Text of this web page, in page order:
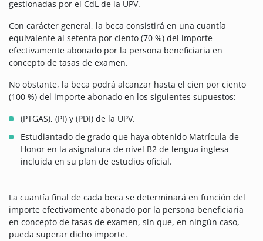
gestionadas por el CdL de la UPV.
Con carácter general, la beca consistirá en una cuantía
equivalente al setenta por ciento (70 %) del importe
efectivamente abonado por la persona beneficiaria en
concepto de tasas de examen.
No obstante, la beca podrá alcanzar hasta el cien por ciento
(100 %) del importe abonado en los siguientes supuestos:
(PTGAS), (PI) y (PDI) de la UPV.
Estudiantado de grado que haya obtenido Matrícula de
Honor en la asignatura de nivel B2 de lengua inglesa
incluida en su plan de estudios oficial.
La cuantía final de cada beca se determinará en función del
importe efectivamente abonado por la persona beneficiaria
en concepto de tasas de examen, sin que, en ningún caso,
pueda superar dicho importe.